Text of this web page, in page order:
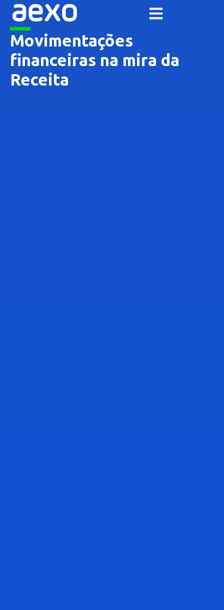
Movimentações
financeiras na mira da
Receita